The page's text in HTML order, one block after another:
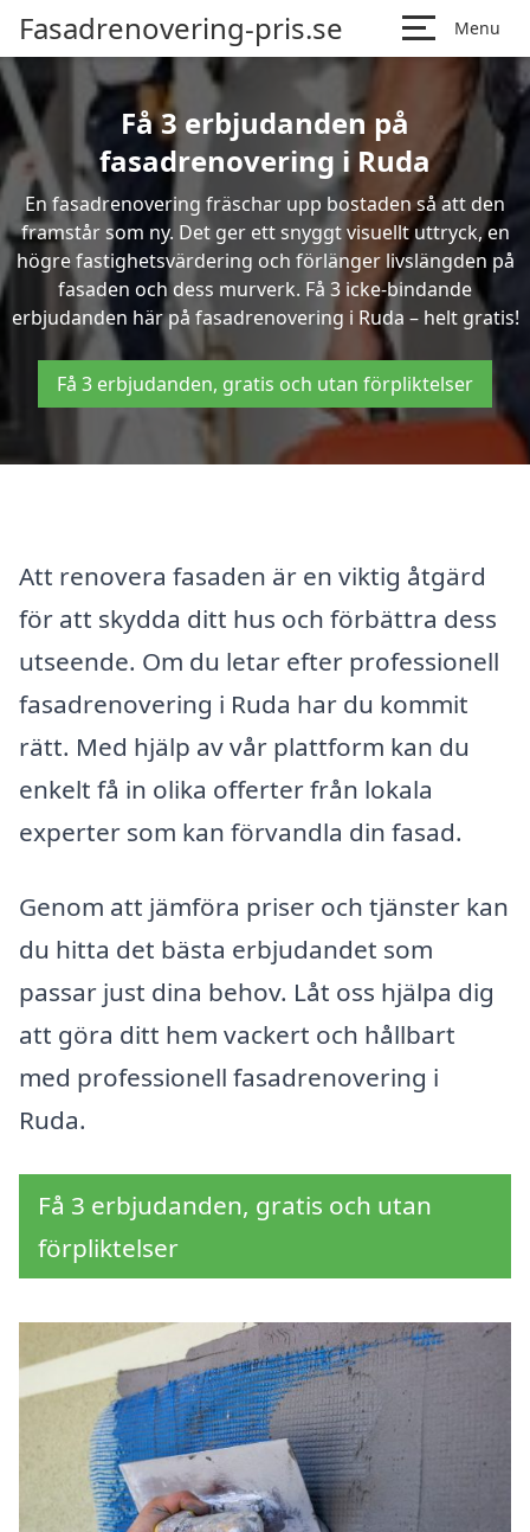
Fasadrenovering-pris.se Menu
Få 3 erbjudanden på
fasadrenovering i Ruda
En fasadrenovering fräschar upp bostaden så att den
framstår som ny. Det ger ett snyggt visuellt uttryck, en
högre fastighetsvärdering och förlänger livslängden på
fasaden och dess murverk. Få 3 icke-bindande
erbjudanden här på fasadrenovering i Ruda – helt gratis!
Få 3 erbjudanden, gratis och utan förpliktelser
Att renovera fasaden är en viktig åtgärd
för att skydda ditt hus och förbättra dess
utseende. Om du letar efter professionell
fasadrenovering i Ruda har du kommit
rätt. Med hjälp av vår plattform kan du
enkelt få in olika offerter från lokala
experter som kan förvandla din fasad.
Genom att jämföra priser och tjänster kan
du hitta det bästa erbjudandet som
passar just dina behov. Låt oss hjälpa dig
att göra ditt hem vackert och hållbart
med professionell fasadrenovering i
Ruda.
Få 3 erbjudanden, gratis och utan
förpliktelser